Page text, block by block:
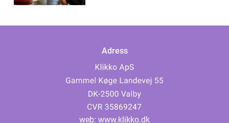
Adress
web: www.klikko.dk